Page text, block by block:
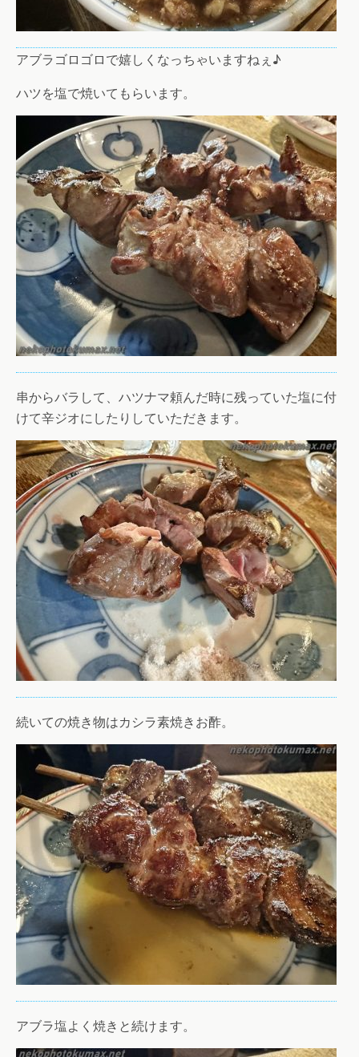
アブラゴロゴロで嬉しくなっちゃいますねぇ♪
ハツを塩で焼いてもらいます。
串からバラして、ハツナマ頼んだ時に残っていた塩に付
けて辛ジオにしたりしていただきます。
続いての焼き物はカシラ素焼きお酢。
アブラ塩よく焼きと続けます。